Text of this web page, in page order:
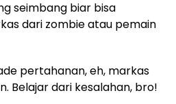
seimbang biar bisa
dari zombie atau pemain
pertahanan, eh, markas
Belajar dari kesalahan, bro!